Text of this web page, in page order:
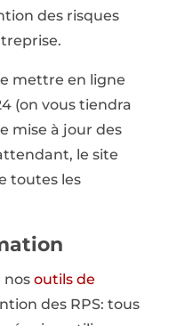
des risques
mettre en ligne
(on vous tiendra
mise à jour des
le site
toutes les
nos outils de
des RPS: tous